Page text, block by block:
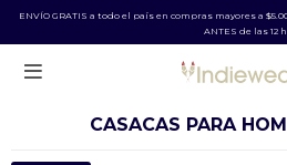
ENVÍO GRATIS a todo el país en compras mayores a
ANTES de las 12

CASACAS PARA